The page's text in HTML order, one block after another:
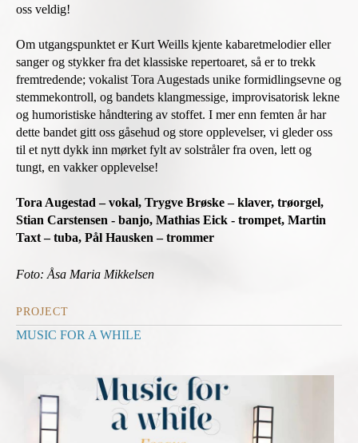
oss veldig!
Om utgangspunktet er Kurt Weills kjente kabaretmelodier eller
sanger og stykker fra det klassiske repertoaret, så er to trekk
fremtredende; vokalist Tora Augestads unike formidlingsevne og
stemmekontroll, og bandets klangmessige, improvisatorisk lekne
og humoristiske håndtering av stoffet. I mer enn femten år har
dette bandet gitt oss gåsehud og store opplevelser, vi gleder oss
til et nytt dykk inn mørket fylt av solstråler fra oven, lett og
tungt, en vakker opplevelse!
Tora Augestad – vokal, Trygve Brøske – klaver, trøorgel,
Stian Carstensen - banjo, Mathias Eick - trompet, Martin
Taxt – tuba, Pål Hausken – trommer
Foto: Åsa Maria Mikkelsen
PROJECT
MUSIC FOR A WHILE